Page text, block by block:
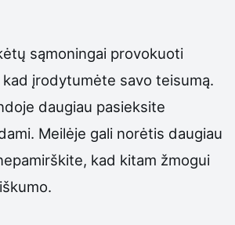
sąmoningai provokuoti
įrodytumėte savo teisumą.
daugiau pasieksite
Meilėje gali norėtis daugiau
kad kitam žmogui